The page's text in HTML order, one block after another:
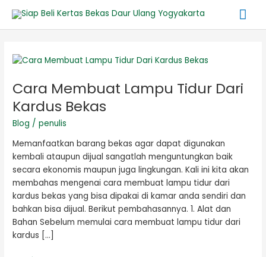
konten
Cara Membuat Lampu Tidur Dari
Kardus Bekas
Blog /penulis
Memanfaatkan barang bekas agar dapat digunakan
kembali ataupun dijual sangatlah menguntungkan baik
secara ekonomis maupun juga lingkungan. Kali ini kita akan
membahas mengenai cara membuat lampu tidur dari
kardus bekas yang bisa dipakai di kamar anda sendiri dan
bahkan bisa dijual. Berikut pembahasannya. 1. Alat dan
Bahan Sebelum memulai cara membuat lampu tidur dari
kardus […]
Cara
Lampu
Tidur
Dari
Kardus
Bekas